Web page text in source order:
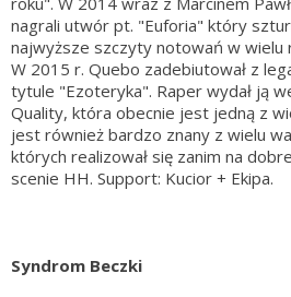
nagrali utwór pt. "Euforia" który
najwyższe szczyty notowań w wielu
W 2015 r. Quebo zadebiutował z
tytule "Ezoteryka". Raper wydał ją
Quality, która obecnie jest jedną z
jest również bardzo znany z wielu
których realizował się zanim na
scenie HH. Support: Kucior + Ekipa.
Syndrom Beczki